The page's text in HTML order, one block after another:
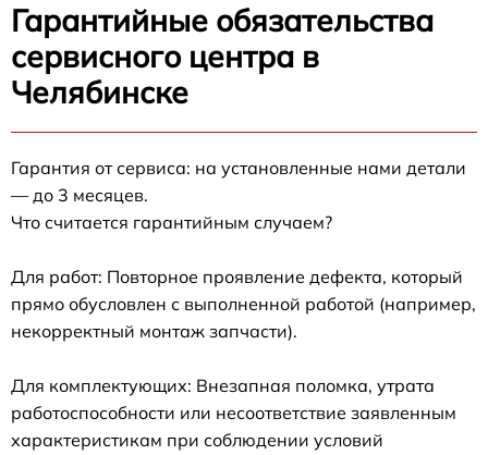
Гарантийные обязательства
сервисного центра в
Челябинске
Гарантия от сервиса: на установленные нами детали
— до 3 месяцев.
Что считается гарантийным случаем?
Для работ: Повторное проявление дефекта, который
прямо обусловлен с выполненной работой (например,
некорректный монтаж запчасти).
Для комплектующих: Внезапная поломка, утрата
работоспособности или несоответствие заявленным
характеристикам при соблюдении условий